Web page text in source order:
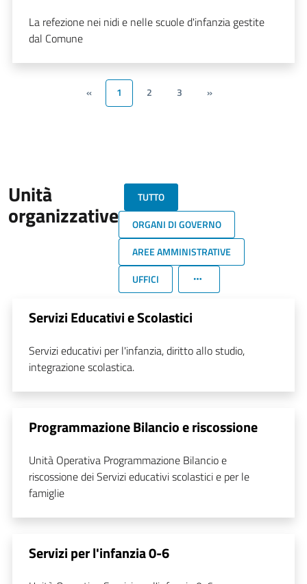
La refezione nei nidi e nelle scuole d'infanzia gestite
dal Comune
« 1 2 3 »
Unità
organizzative
TUTTO
ORGANI DI GOVERNO
AREE AMMINISTRATIVE
UFFICI
Servizi Educativi e Scolastici
Servizi educativi per l'infanzia, diritto allo studio,
integrazione scolastica.
Programmazione Bilancio e riscossione
Unità Operativa Programmazione Bilancio e
riscossione dei Servizi educativi scolastici e per le
famiglie
Servizi per l'infanzia 0-6